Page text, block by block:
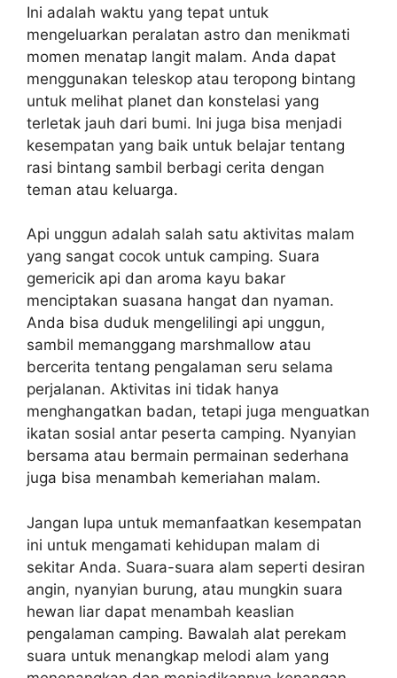
Ini adalah waktu yang tepat untuk
mengeluarkan peralatan astro dan menikmati
momen menatap langit malam. Anda dapat
menggunakan teleskop atau teropong bintang
untuk melihat planet dan konstelasi yang
terletak jauh dari bumi. Ini juga bisa menjadi
kesempatan yang baik untuk belajar tentang
rasi bintang sambil berbagi cerita dengan
teman atau keluarga.
Api unggun adalah salah satu aktivitas malam
yang sangat cocok untuk camping. Suara
gemericik api dan aroma kayu bakar
menciptakan suasana hangat dan nyaman.
Anda bisa duduk mengelilingi api unggun,
sambil memanggang marshmallow atau
bercerita tentang pengalaman seru selama
perjalanan. Aktivitas ini tidak hanya
menghangatkan badan, tetapi juga menguatkan
ikatan sosial antar peserta camping. Nyanyian
bersama atau bermain permainan sederhana
juga bisa menambah kemeriahan malam.
Jangan lupa untuk memanfaatkan kesempatan
ini untuk mengamati kehidupan malam di
sekitar Anda. Suara-suara alam seperti desiran
angin, nyanyian burung, atau mungkin suara
hewan liar dapat menambah keaslian
pengalaman camping. Bawalah alat perekam
suara untuk menangkap melodi alam yang